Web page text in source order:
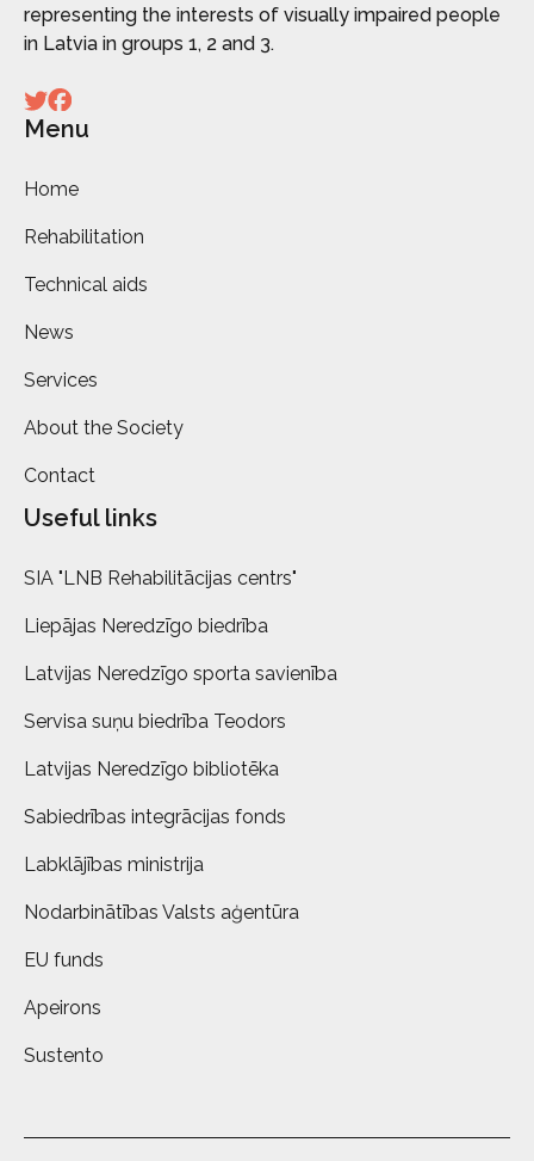
representing the interests of visually impaired people
in Latvia in groups 1, 2 and 3.
Menu
Home
Rehabilitation
Technical aids
News
Services
About the Society
Contact
Useful links
SIA "LNB Rehabilitācijas centrs"
Liepājas Neredzīgo biedrība
Latvijas Neredzīgo sporta savienība
Servisa suņu biedrība Teodors
Latvijas Neredzīgo bibliotēka
Sabiedrības integrācijas fonds
Labklājības ministrija
Nodarbinātības Valsts aģentūra
EU funds
Apeirons
Sustento